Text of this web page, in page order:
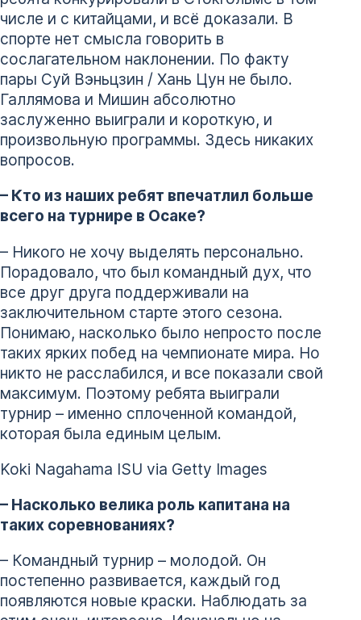
числе и с китайцами, и всё доказали. В
спорте нет смысла говорить в
сослагательном наклонении. По факту
пары Суй Вэньцзин / Хань Цун не было.
Галлямова и Мишин абсолютно
заслуженно выиграли и короткую, и
произвольную программы. Здесь никаких
вопросов.
– Кто из наших ребят впечатлил больше
всего на турнире в Осаке?
– Никого не хочу выделять персонально.
Порадовало, что был командный дух, что
все друг друга поддерживали на
заключительном старте этого сезона.
Понимаю, насколько было непросто после
таких ярких побед на чемпионате мира. Но
никто не расслабился, и все показали свой
максимум. Поэтому ребята выиграли
турнир – именно сплоченной командой,
которая была единым целым.
Koki Nagahama ISU via Getty Images
– Насколько велика роль капитана на
таких соревнованиях?
– Командный турнир – молодой. Он
постепенно развивается, каждый год
появляются новые краски. Наблюдать за